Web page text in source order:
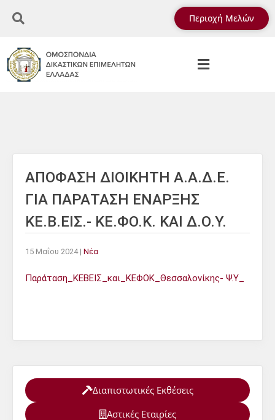
Περιοχή Μελών
ΑΠΟΦΑΣΗ ΔΙΟΙΚΗΤΗ Α.Α.Δ.Ε.
ΓΙΑ ΠΑΡΑΤΑΣΗ ΕΝΑΡΞΗΣ
ΚΕ.Β.ΕΙΣ.- ΚΕ.ΦΟ.Κ. ΚΑΙ Δ.Ο.Υ.
15 Μαΐου 2024| Νέα
Παράταση_ΚΕΒΕΙΣ_και_ΚΕΦΟΚ_Θεσσαλονίκης- Ψ.Υ_
Διαπιστωτικές Εκθέσεις
Αστικές Εταιρίες